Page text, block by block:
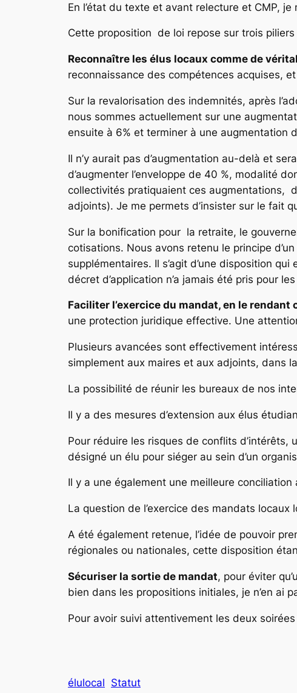
En l’état du texte et avant relecture et CMP,
Cette proposition de loi repose sur trois piliers
Reconnaître les élus locaux comme de
reconnaissance des compétences acquises,
Sur la revalorisation des indemnités, après
nous sommes actuellement sur une
ensuite à 6% et terminer à une augmentation
Il n’y aurait pas d’augmentation au-delà et
d’augmenter l’enveloppe de 40 %, modalité
collectivités pratiquaient ces augmentations,
adjoints). Je me permets d’insister sur le fait
Sur la bonification pour la retraite, le
cotisations. Nous avons retenu le principe
supplémentaires. Il s’agit d’une disposition
décret d’application n’a jamais été pris pour
Faciliter l’exercice du mandat, en le
une protection juridique effective. Une
Plusieurs avancées sont effectivement
simplement aux maires et aux adjoints, dans
La possibilité de réunir les bureaux de nos
Il y a des mesures d’extension aux élus
Pour réduire les risques de conflits
désigné un élu pour siéger au sein d’un
Il y a une également une meilleure
La question de l’exercice des mandats locaux
A été également retenue, l’idée de pouvoir
régionales ou nationales, cette disposition
Sécuriser la sortie de mandat, pour éviter
bien dans les propositions initiales, je n’en ai
Pour avoir suivi attentivement les deux
élulocal Statut